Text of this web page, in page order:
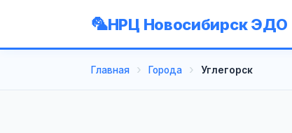
НРЦ Новосибирск ЭДО
Главная Города Углегорск